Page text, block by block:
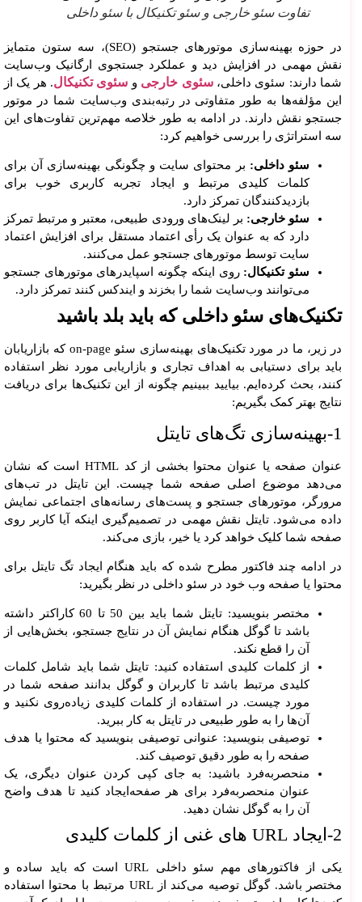
تفاوت سئو خارجی و سئو تکنیکال با سئو داخلی
در حوزه بهینه‌سازی موتورهای جستجو (SEO)، سه ستون متمایز
نقش مهمی در افزایش دید و عملکرد جستجوی ارگانیک وب‌سایت
شما دارند: سئوی داخلی،سئوی خارجی و سئوی تکنیکال. هر یک از
این مؤلفه‌ها به طور متفاوتی در رتبه‌بندی وب‌سایت شما در موتور
جستجو نقش دارند. در ادامه به طور خلاصه مهم‌ترین تفاوت‌های این
سه استراتژی را بررسی خواهیم کرد:
سئو داخلی: بر محتوای سایت و چگونگی بهینه‌سازی آن برای
کلمات کلیدی مرتبط و ایجاد تجربه کاربری خوب برای
بازدیدکنندگان تمرکز دارد.
سئو خارجی: بر لینک‌های ورودی طبیعی، معتبر و مرتبط تمرکز
دارد که به عنوان یک رأی اعتماد مستقل برای افزایش اعتماد
سایت توسط موتورهای جستجو عمل می‌کنند.
سئو تکنیکال: روی اینکه چگونه اسپایدرهای موتورهای جستجو
می‌توانند وب‌سایت شما را بخزند و ایندکس کنند تمرکز دارد.
تکنیک‌های سئو داخلی که باید بلد باشید
در زیر، ما در مورد تکنیک‌های بهینه‌سازی سئو on-page که بازاریابان
باید برای دستیابی به اهداف تجاری و بازاریابی مورد نظر استفاده
کنند، بحث کرده‌ایم. بیایید ببینیم چگونه از این تکنیک‌ها برای دریافت
نتایج بهتر کمک بگیریم:
1-بهینه‌سازی تگ‌های تایتل
عنوان صفحه یا عنوان محتوا بخشی از کد HTML است که نشان
می‌دهد موضوع اصلی صفحه شما چیست. این تایتل در تب‌های
مرورگر، موتورهای جستجو و پست‌های رسانه‌های اجتماعی نمایش
داده می‌شود. تایتل نقش مهمی در تصمیم‌گیری اینکه آیا کاربر روی
صفحه شما کلیک خواهد کرد یا خیر، بازی می‌کند.
در ادامه چند فاکتور مطرح شده که باید هنگام ایجاد تگ تایتل برای
محتوا یا صفحه وب خود در سئو داخلی در نظر بگیرید:
مختصر بنویسید: تایتل شما باید بین 50 تا 60 کاراکتر داشته
باشد تا گوگل هنگام نمایش آن در نتایج جستجو، بخش‌هایی از
آن را قطع نکند.
از کلمات کلیدی استفاده کنید: تایتل شما باید شامل کلمات
کلیدی مرتبط باشد تا کاربران و گوگل بدانند صفحه شما در
مورد چیست. در استفاده از کلمات کلیدی زیاده‌روی نکنید و
آن‌ها را به طور طبیعی در تایتل به کار ببرید.
توصیفی بنویسید: عنوانی توصیفی بنویسید که محتوا یا هدف
صفحه را به طور دقیق توصیف کند.
منحصربه‌فرد باشید: به جای کپی کردن عنوان دیگری، یک
عنوان منحصربه‌فرد برای هر صفحه‌ایجاد کنید تا هدف واضح
آن را به گوگل نشان دهید.
2-ایجاد URL های غنی از کلمات کلیدی
یکی از فاکتورهای مهم سئو داخلی URL است که باید ساده و
مختصر باشد. گوگل توصیه می‌کند از URL مرتبط با محتوا استفاده